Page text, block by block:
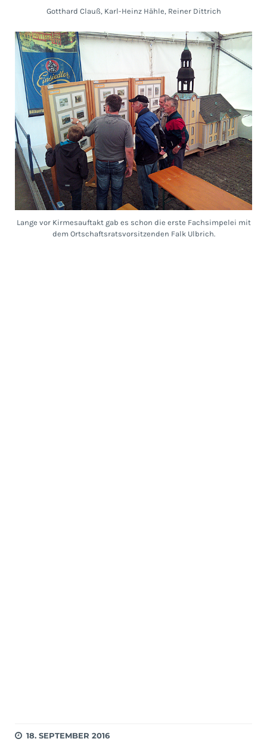
Gotthard Clauß, Karl-Heinz Hähle, Reiner Dittrich
Lange vor Kirmesauftakt gab es schon die erste Fachsimpelei mit
dem Ortschaftsratsvorsitzenden Falk Ulbrich.
18. SEPTEMBER 2016